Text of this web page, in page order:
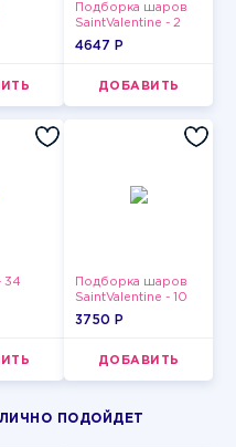
Подборка шаров
SaintValentine - 2
4647 P
ДОБАВИТЬ
34
Подборка шаров
SaintValentine - 10
3750 P
ДОБАВИТЬ
ПОДОЙДЕТ